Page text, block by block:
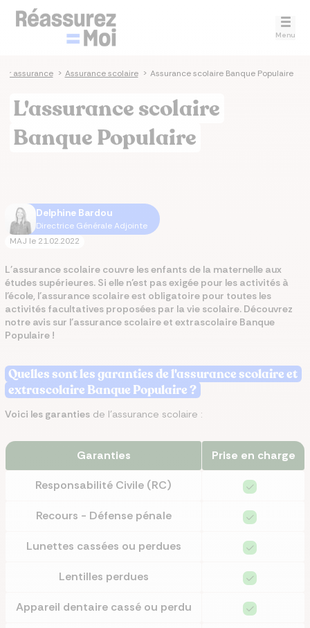
Menu
assurance > Assurance scolaire > Assurance scolaire Banque Populaire
L'assurance scolaire
Banque Populaire
Delphine Bardou
Directrice Générale Adjointe
MAJ le 21.02.2022
L'assurance scolaire couvre les enfants de la maternelle aux
études supérieures. Si elle n’est pas exigée pour les activités à
l’école, l’assurance scolaire est obligatoire pour toutes les
activités facultatives proposées par la vie scolaire. Découvrez
notre avis sur l’assurance scolaire et extrascolaire Banque
Populaire !
Quelles sont les garanties de l'assurance scolaire et
extrascolaire Banque Populaire ?
Voici les garanties de l'assurance scolaire :
Garanties Prise en charge
Responsabilité Civile (RC)
Recours - Défense pénale
Lunettes cassées ou perdues
Lentilles perdues
Appareil dentaire cassé ou perdu